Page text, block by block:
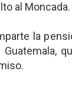
al Moncada.
la